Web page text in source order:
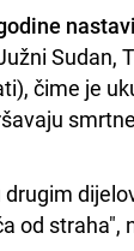
Sudan,
čime je
od straha",